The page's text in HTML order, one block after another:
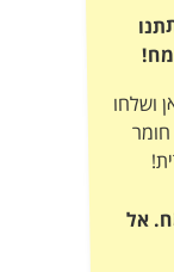
ושלחו
אל